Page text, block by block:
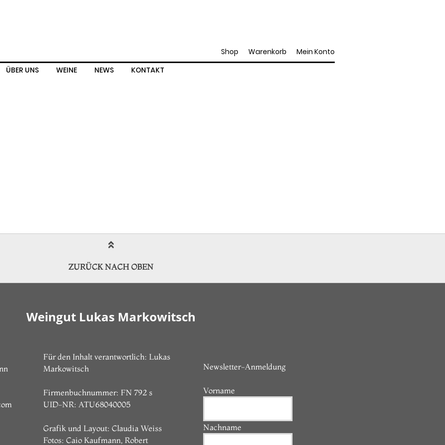
Shop Warenkorb
Mein Konto
ÜBER UNS
WEINE NEWS KONTAKT
ZURÜCK NACH OBEN
Weingut Lukas Markowitsch
Für den Inhalt verantwortlich: Lukas
Markowitsch
Firmenbuchnummer: FN 792 s
UID-NR: ATU68040005
Grafik und Layout: Claudia Weiss
Fotos: Caio Kaufmann, Robert
Newsletter-Anmeldung
Vorname
Nachname